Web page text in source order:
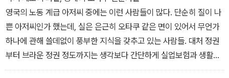
자신이 오랜 시간 교류해온 노동 계급 사람들의 이야기를 스물한 편
의 에세이에 담았다. ‘모든 악의 근원은 아저씨’라는 듯 세상은 이들을
한 덩어리로 묶어 비난하지만, 저자는 이들 한 사람 한 사람이 걸어온
삶의 궤적과 노동 현장의 변화를 구체적으로 서술하며 이해의 발판을
영국의 노동 계급 아저씨 중에는 이런 사람들이 많다. 단순히 질이 나
쁜 아저씨인가 했는데, 실은 은근히 오타쿠 같은 면이 있어서 무언가
하나에 관해 쓸데없이 풍부한 지식을 갖추고 있는 사람들. 대처 정권
부터 브라운 정권 정도까지는 생각보다 간단하게 실업보험과 생활보
호수당을 받을 수 있었기 때문에 노동 계급의 도시에는 일하지 않고